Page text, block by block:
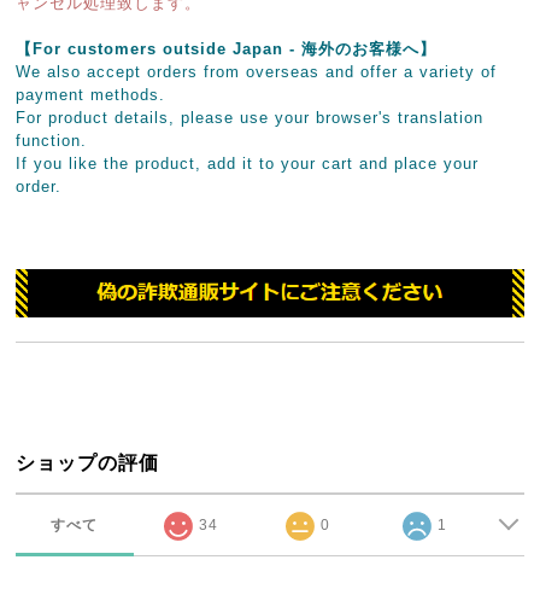
【For customers outside Japan - 海外のお客様へ】
We also accept orders from overseas and offer a variety of
payment methods.
For product details, please use your browser's translation
function.
If you like the product, add it to your cart and place your
order.
ショップの評価
すべて 34 0 1